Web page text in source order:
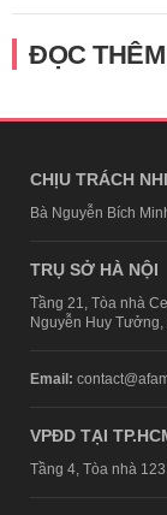
ĐỌC THÊM
CHỊU TRÁCH
Bà Nguyễn Bích
TRỤ SỞ HÀ NỘI
Tầng 21, Tòa nhà
Nguyễn Huy
Email:
VPĐD TẠI
Tầng 4, Tòa nhà